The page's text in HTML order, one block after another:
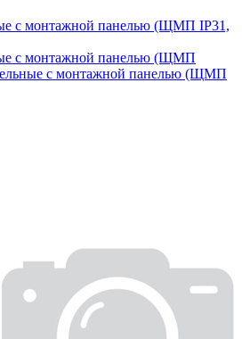
с монтажной панелью (ЩМП IP31,
с монтажной панелью (ЩМП
с монтажной панелью (ЩМП